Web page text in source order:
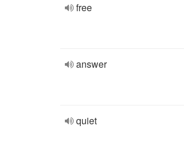
free
answer
quiet